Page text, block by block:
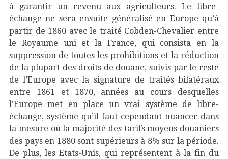
à garantir un revenu aux agriculteurs. Le libre-
échange ne sera ensuite généralisé en Europe qu’à
partir de 1860 avec le traité Cobden-Chevalier entre
le Royaume uni et la France, qui consista en la
suppression de toutes les prohibitions et la réduction
de la plupart des droits de douane, suivis par le reste
de l’Europe avec la signature de traités bilatéraux
entre 1861 et 1870, années au cours desquelles
l’Europe met en place un vrai système de libre-
échange, système qu’il faut cependant nuancer dans
la mesure où la majorité des tarifs moyens douaniers
des pays en 1880 sont supérieurs à 8% sur la période.
De plus, les Etats-Unis, qui représentent à la fin du